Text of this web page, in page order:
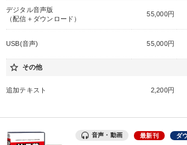
デジタル音声版
（配信＋ダウンロード）
55,000円
USB(音声) 55,000円
star_border その他
追加テキスト 2,200円
音声・動画 最新刊 ダ